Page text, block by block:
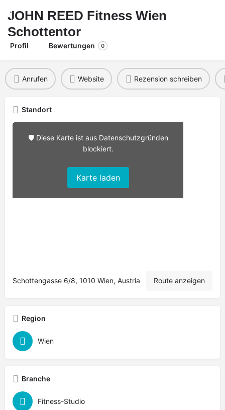
JOHN REED Fitness Wien
Schottentor
Profil Bewertungen 0
Anrufen Website Rezension schreiben
Standort
🛡️ Diese Karte ist aus Datenschutzgründen
blockiert.
Karte laden
Schottengasse 6/8, 1010 Wien, Austria Route anzeigen
Region
Wien
Branche
Fitness-Studio